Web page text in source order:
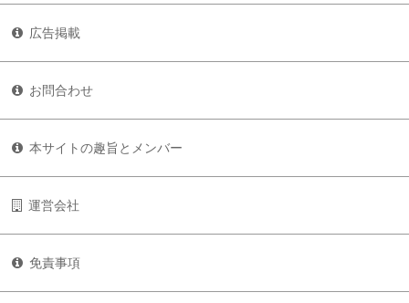
広告掲載
お問合わせ
本サイトの趣旨とメンバー
運営会社
免責事項